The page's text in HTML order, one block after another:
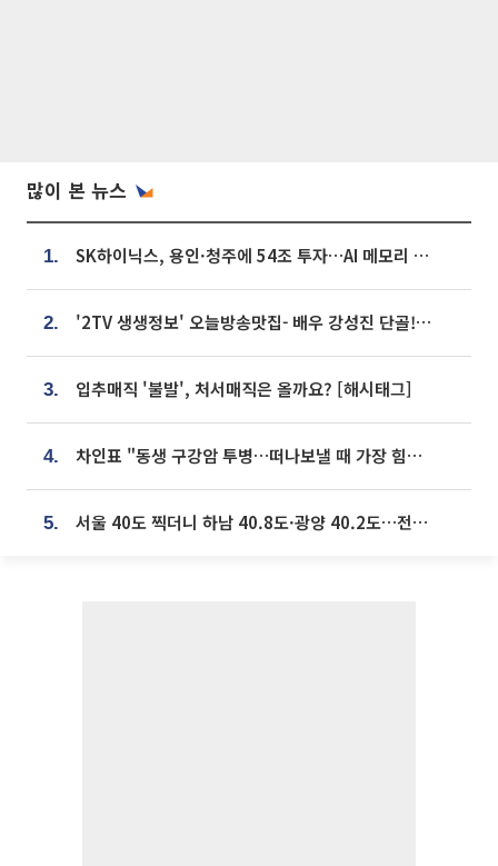
많이 본 뉴스
1. SK하이닉스, 용인·청주에 54조 투자…AI 메모리 생산기지 키운다
2. '2TV 생생정보' 오늘방송맛집- 배우 강성진 단골! 쌀국수ㆍ푸팟퐁 커리 맛집 '블○○○'
3. 입추매직 '불발', 처서매직은 올까요? [해시태그]
4. 차인표 "동생 구강암 투병…떠나보낼 때 가장 힘들었다”
5. 서울 40도 찍더니 하남 40.8도·광양 40.2도…전국 '펄펄'